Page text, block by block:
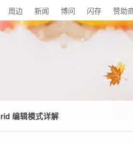
周边 新闻 博问 闪存 赞助
编辑模式详解